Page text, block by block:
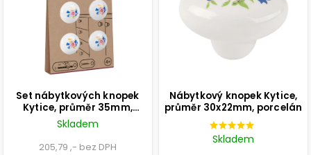
Set nábytkových knopek
Kytice, průměr 35mm,
porcelán, bílý, 4 ks
Skladem
205,79 ,- bez DPH
Nábytkový knopek Kytice,
průměr 30x22mm, porcelán
Skladem